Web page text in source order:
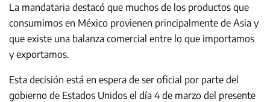
La mandataria destacó que muchos de los productos que
consumimos en México provienen principalmente de Asia y
que existe una balanza comercial entre lo que importamos
y exportamos.
Esta decisión está en espera de ser oficial por parte del
gobierno de Estados Unidos el día 4 de marzo del presente